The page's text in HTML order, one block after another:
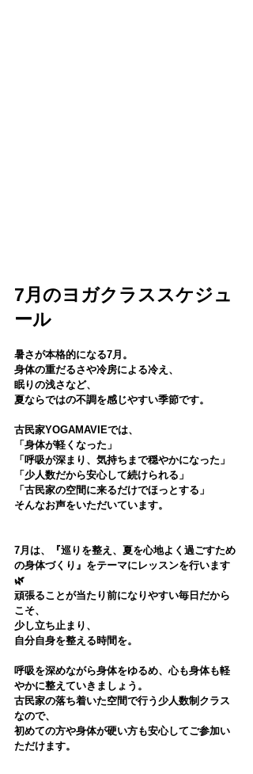
7月のヨガクラススケジュ
ール
暑さが本格的になる7月。
身体の重だるさや冷房による冷え、
眠りの浅さなど、
夏ならではの不調を感じやすい季節です。
古民家YOGAMAVIEでは、
「身体が軽くなった」
「呼吸が深まり、気持ちまで穏やかになった」
「少人数だから安心して続けられる」
「古民家の空間に来るだけでほっとする」
そんなお声をいただいています。
7月は、
『巡りを整え、夏を心地よく過ごすため
の身体づくり』 をテーマにレッスンを行います
🌿
頑張ることが当たり前になりやすい毎日だから
こそ、
少し立ち止まり、
自分自身を整える時間を。
呼吸を深めながら身体をゆるめ、心も身体も軽
やかに整えていきましょう。
古民家の落ち着いた空間で行う少人数制クラス
なので、
初めての方や身体が硬い方も安心してご参加い
ただけます。